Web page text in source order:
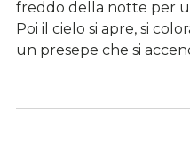
freddo della notte per
Poi il cielo si apre, si
un presepe che si